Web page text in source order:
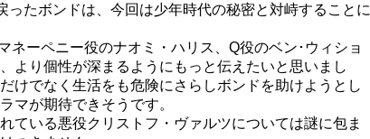
ったボンドは、今回は少年時代の秘密と対峙することに
ネーペニー役のナオミ・ハリス、Q役のベン･ウィショ
より個性が深まるようにもっと伝えたいと思いまし
けでなく生活をも危険にさらしボンドを助けようとし
マが期待できそうです。
ている悪役クリストフ・ヴァルツについては謎に包ま